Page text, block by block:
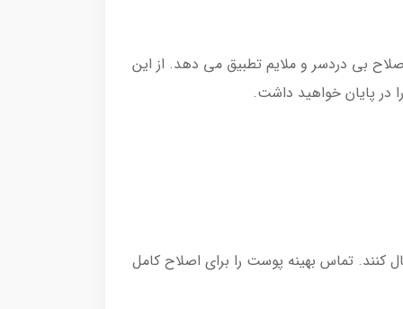
را برای یک اصلاح بی دردسر و ملایم تطبیق می دهد. از این
در پایان خواهید داشت.
می چرخند تا خطوط صورت شما را دنبال کنند. تماس بهینه پوست را برای اصلاح کامل